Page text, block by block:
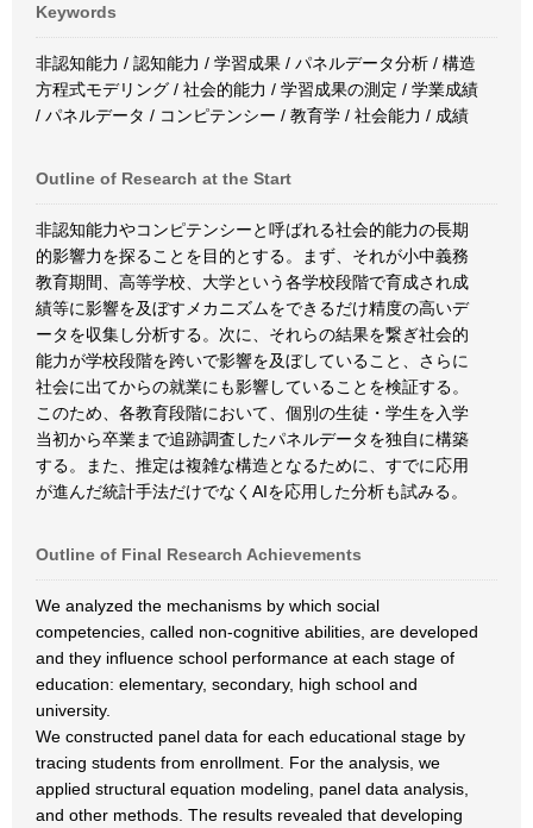
Keywords
非認知能力 / 認知能力 / 学習成果 / パネルデータ分析 / 構造
方程式モデリング / 社会的能力 / 学習成果の測定 / 学業成績
/ パネルデータ / コンピテンシー / 教育学 / 社会能力 / 成績
Outline of Research at the Start
非認知能力やコンピテンシーと呼ばれる社会的能力の長期
的影響力を探ることを目的とする。まず、それが小中義務
教育期間、高等学校、大学という各学校段階で育成され成
績等に影響を及ぼすメカニズムをできるだけ精度の高いデ
ータを収集し分析する。次に、それらの結果を繋ぎ社会的
能力が学校段階を跨いで影響を及ぼしていること、さらに
社会に出てからの就業にも影響していることを検証する。
このため、各教育段階において、個別の生徒・学生を入学
当初から卒業まで追跡調査したパネルデータを独自に構築
する。また、推定は複雑な構造となるために、すでに応用
が進んだ統計手法だけでなくAIを応用した分析も試みる。
Outline of Final Research Achievements
We analyzed the mechanisms by which social
competencies, called non-cognitive abilities, are developed
and they influence school performance at each stage of
education: elementary, secondary, high school and
university.
We constructed panel data for each educational stage by
tracing students from enrollment. For the analysis, we
applied structural equation modeling, panel data analysis,
and other methods. The results revealed that developing